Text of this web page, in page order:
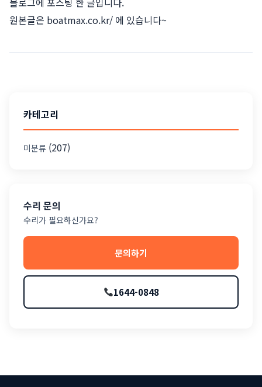
원본글은 boatmax.co.kr/ 에 있습니다~
카테고리
미분류 (207)
수리 문의
수리가 필요하신가요?
문의하기
1644-0848